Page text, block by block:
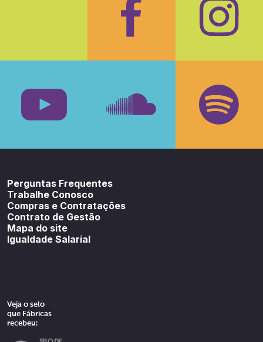
Facebook
Perguntas Frequentes
Trabalhe Conosco
Compras e Contratações
Contrato de Gestão
Mapa do site
Igualdade Salarial
Veja o selo
que Fábricas
recebeu: